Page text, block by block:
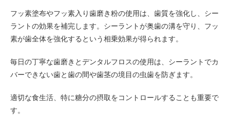
フッ素塗布やフッ素入り歯磨き粉の使用は、歯質を強化し、シー
ラントの効果を補完します。シーラントが奥歯の溝を守り、フッ
素が歯全体を強化するという相乗効果が得られます。
毎日の丁寧な歯磨きとデンタルフロスの使用は、シーラントでカ
バーできない歯と歯の間や歯茎の境目の虫歯を防ぎます。
適切な食生活、特に糖分の摂取をコントロールすることも重要で
す。